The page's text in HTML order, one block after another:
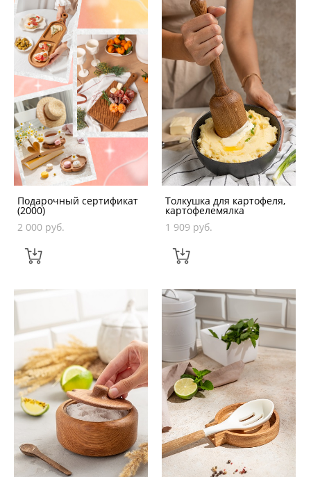
Подарочный сертификат
(2000)
2 000 pуб.
Толкушка для картофеля,
картофелемялка
1 909 pуб.